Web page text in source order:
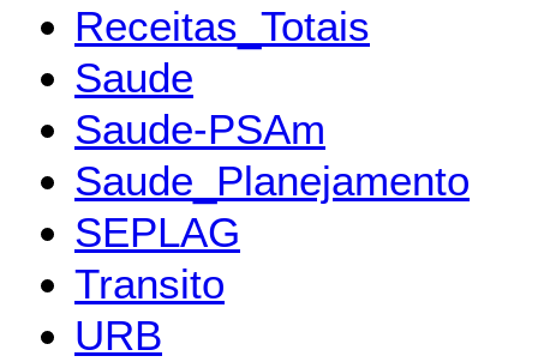
Receitas_Totais
Saude
Saude-PSAm
Saude_Planejamento
SEPLAG
Transito
URB